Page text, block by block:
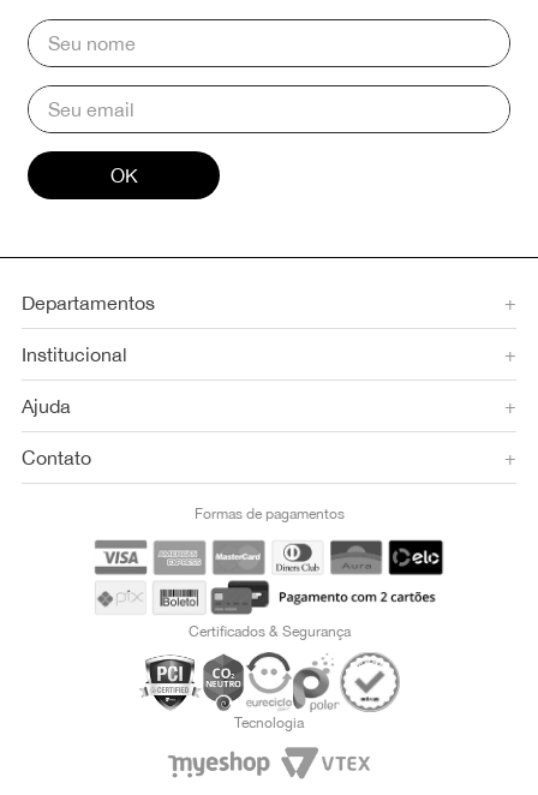
OK
Departamentos +
Institucional +
Ajuda +
Contato +
Formas de pagamentos
Certificados & Segurança
Tecnologia